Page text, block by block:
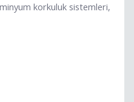
korkuluk sistemleri,